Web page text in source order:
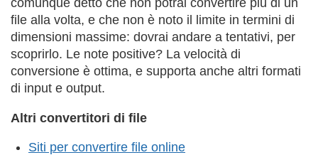
file alla volta, e che non è noto il limite in termini di
dimensioni massime: dovrai andare a tentativi, per
scoprirlo. Le note positive? La velocità di
conversione è ottima, e supporta anche altri formati
di input e output.
Altri convertitori di file
Siti per convertire file online